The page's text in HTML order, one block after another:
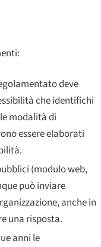
deve
che identifichi
modalità di
essere elaborati
(modulo web,
può inviare
anche in
una risposta.
anni le